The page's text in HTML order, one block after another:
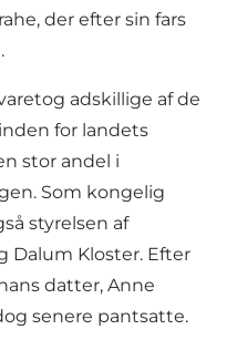
der efter sin fars
adskillige af de
for landets
stor andel i
Som kongelig
styrelsen af
Dalum Kloster. Efter
datter, Anne
senere pantsatte.